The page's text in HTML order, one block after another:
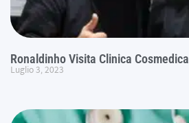
Ronaldinho Visita Clinica Cosmedica
Luglio 3, 2023